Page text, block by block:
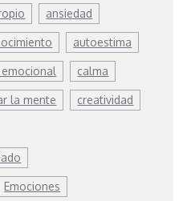
ansiedad
autoestima
calma
la mente creatividad
Emociones